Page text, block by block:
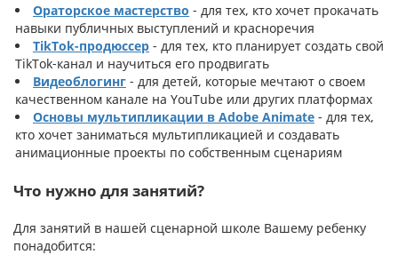
Ораторское мастерство - для тех, кто хочет прокачать
навыки публичных выступлений и красноречия
ТikTok-продюссер - для тех, кто планирует создать свой
TikTok-канал и научиться его продвигать
Видеоблогинг - для детей, которые мечтают о своем
качественном канале на YouTube или других платформах
Основы мультипликации в Adobe Animate - для тех,
кто хочет заниматься мультипликацией и создавать
анимационные проекты по собственным сценариям
Что нужно для занятий?
Для занятий в нашей сценарной школе Вашему ребенку
понадобится: